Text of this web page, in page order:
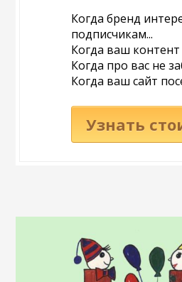
Когда бренд
подписчикам...
Когда ваш контент
Когда про вас не
Когда ваш сайт
Узнать